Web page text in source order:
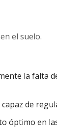
el suelo.
la falta
de
óptimo en